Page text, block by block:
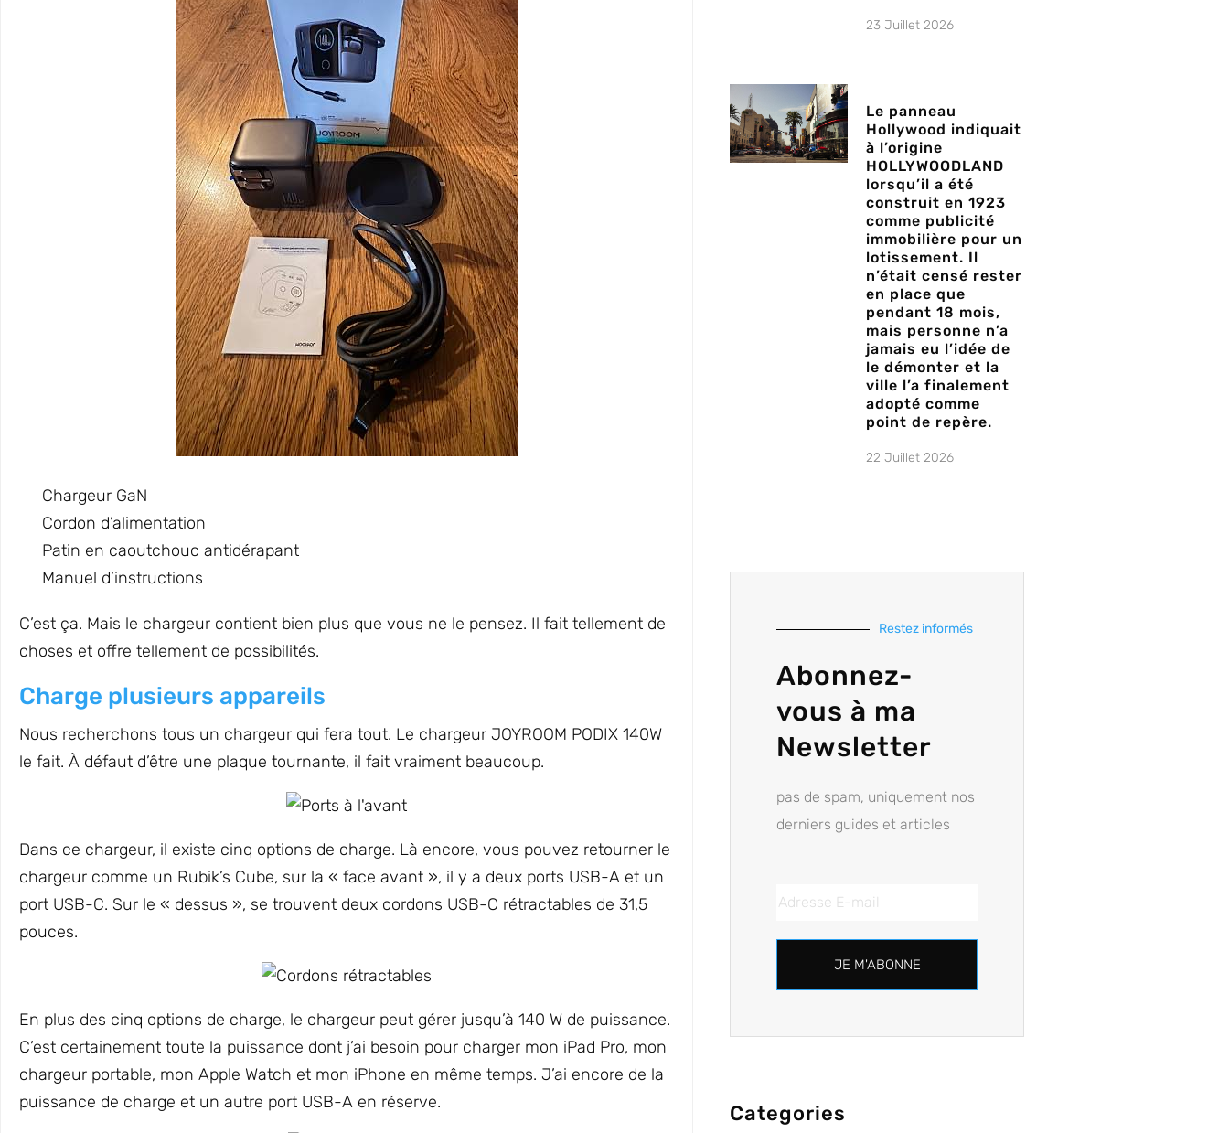
Chargeur GaN
Cordon d’alimentation
Patin en caoutchouc antidérapant
Manuel d’instructions
C’est ça. Mais le chargeur contient bien plus que vous ne le pensez. Il fait tellement de
choses et offre tellement de possibilités.
Charge plusieurs appareils
Nous recherchons tous un chargeur qui fera tout. Le chargeur JOYROOM PODIX 140W
le fait. À défaut d’être une plaque tournante, il fait vraiment beaucoup.
Dans ce chargeur, il existe cinq options de charge. Là encore, vous pouvez retourner le
chargeur comme un Rubik’s Cube, sur la « face avant », il y a deux ports USB-A et un
port USB-C. Sur le « dessus », se trouvent deux cordons USB-C rétractables de 31,5
pouces.
En plus des cinq options de charge, le chargeur peut gérer jusqu’à 140 W de puissance.
C’est certainement toute la puissance dont j’ai besoin pour charger mon iPad Pro, mon
chargeur portable, mon Apple Watch et mon iPhone en même temps. J’ai encore de la
puissance de charge et un autre port USB-A en réserve.
23 Juillet 2026
Le panneau
Hollywood indiquait
à l’origine
HOLLYWOODLAND
lorsqu’il a été
construit en 1923
comme publicité
immobilière pour un
lotissement. Il
n’était censé rester
en place que
pendant 18 mois,
mais personne n’a
jamais eu l’idée de
le démonter et la
ville l’a finalement
adopté comme
point de repère.
22 Juillet 2026
Restez informés
Abonnez-
vous à ma
Newsletter
pas de spam, uniquement nos
derniers guides et articles
JE M'ABONNE
Categories